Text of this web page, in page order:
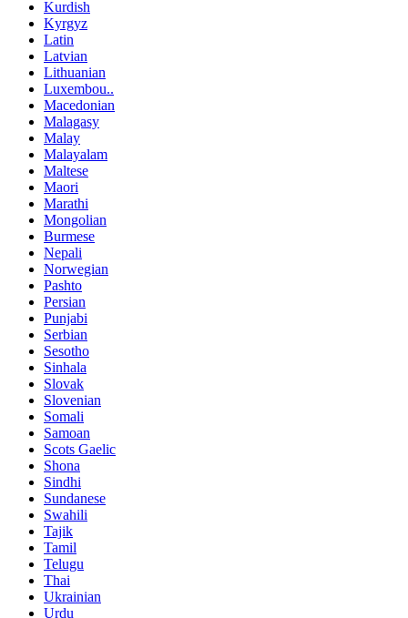
Kurdish
Kyrgyz
Latin
Latvian
Lithuanian
Luxembou..
Macedonian
Malagasy
Malay
Malayalam
Maltese
Maori
Marathi
Mongolian
Burmese
Nepali
Norwegian
Pashto
Persian
Punjabi
Serbian
Sesotho
Sinhala
Slovak
Slovenian
Somali
Samoan
Scots Gaelic
Shona
Sindhi
Sundanese
Swahili
Tajik
Tamil
Telugu
Thai
Ukrainian
Urdu